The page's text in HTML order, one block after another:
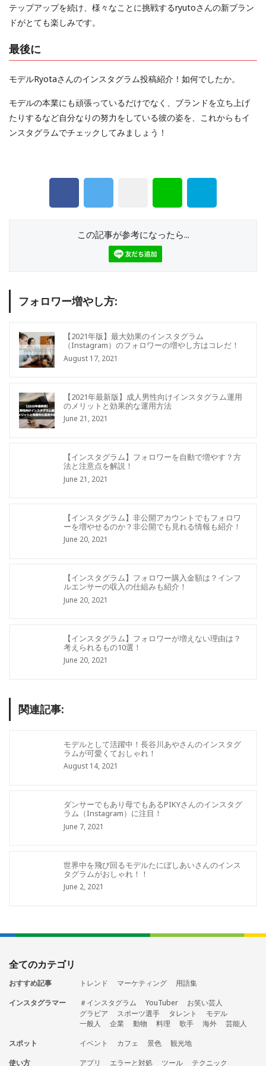
テップアップを続け、様々なことに挑戦するryutoさんの新ブラン
ドがとても楽しみです。
最後に
モデルRyotaさんのインスタグラム投稿紹介！如何でしたか。
モデルの本業にも頑張っているだけでなく、ブランドを立ち上げ
たりするなど自分なりの努力をしている彼の姿を、これからもイ
ンスタグラムでチェックしてみましょう！
この記事が参考になったら...
フォロワー増やし方:
【2021年版】最大効果のインスタグラム
（Instagram）のフォロワーの増やし方はコレだ！
August 17, 2021
【2021年最新版】成人男性向けインスタグラム運用
のメリットと効果的な運用方法
June 21, 2021
【インスタグラム】フォロワーを自動で増やす？方
法と注意点を解説！
June 21, 2021
【インスタグラム】非公開アカウントでもフォロワ
ーを増やせるのか？非公開でも見れる情報も紹介！
June 20, 2021
【インスタグラム】フォロワー購入金額は？インフ
ルエンサーの収入の仕組みも紹介！
June 20, 2021
【インスタグラム】フォロワーが増えない理由は？
考えられるもの10選！
June 20, 2021
関連記事:
モデルとして活躍中！長谷川あやさんのインスタグ
ラムが可愛くておしゃれ！
August 14, 2021
ダンサーでもあり母でもあるPIKYさんのインスタグ
ラム（Instagram）に注目！
June 7, 2021
世界中を飛び回るモデルたにぼしあいさんのインス
タグラムがおしゃれ！！
June 2, 2021
全てのカテゴリ
おすすめ記事 トレンド マーケティング
用語集
インスタグラマー
＃インスタグラム YouTuber
お笑い芸人
グラビア
スポーツ選手 タレント
モデル
一般人
企業 動物 料理 歌手 海外
芸能人
スポット
イベント カフェ 景色
観光地
使い方
アプリ エラーと対処 ツール テクニック